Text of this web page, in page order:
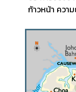
ก้าวหน้า ควา